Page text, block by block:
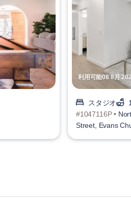
利用可能08 8月
スタジオ
#1047116P •
Street, Evans